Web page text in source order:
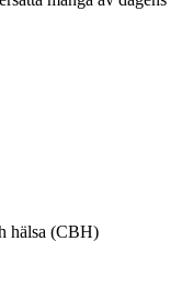
hälsa (CBH)